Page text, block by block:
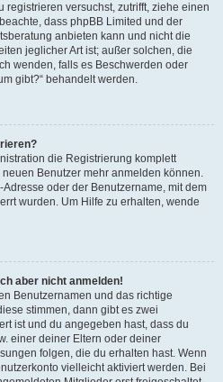
registrieren versuchst, zutrifft, ziehe einen
dass phpBB Limited und der
anbieten kann und nicht die
jeglicher Art ist; außer solchen, die
wenden, falls es Beschwerden oder
gibt?“ behandelt werden.
die Registrierung komplett
Benutzer mehr anmelden können.
oder der Benutzername, mit dem
wurden. Um Hilfe zu erhalten, wende
aber nicht anmelden!
Benutzernamen und das richtige
stimmen, dann gibt es zwei
ist und du angegeben hast, dass du
einer deiner Eltern oder deiner
folgen, die du erhalten hast. Wenn
vielleicht aktiviert werden. Bei